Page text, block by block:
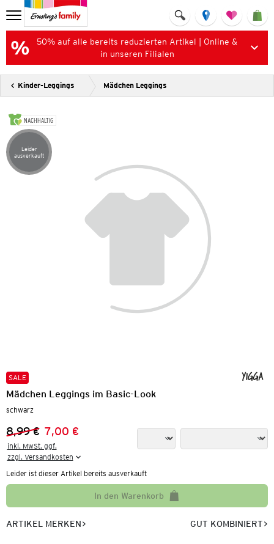
50% auf alle bereits reduzierten Artikel | Online &
in unseren Filialen
Kinder-Leggings Mädchen Leggings
NACHHALTIG
Artikel leider ausverkauft
Leider
ausverkauft
SALE
Mädchen Leggings im Basic-Look
schwarz
Vorheriger Preis:
8,99 €
Neuer Preis:
7,00 €
inkl. MwSt. ggf.
zzgl. Versandkosten
Leider ist dieser Artikel bereits ausverkauft
In den Warenkorb
ARTIKEL MERKEN GUT KOMBINIERT